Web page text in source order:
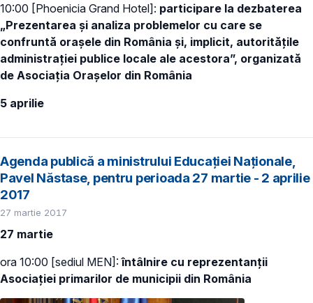
10:00 [Phoenicia Grand Hotel]: participare la dezbaterea
„Prezentarea și analiza problemelor cu care se
confruntă orașele din România și, implicit, autoritățile
administrației publice locale ale acestora”, organizată
de Asociația Orașelor din România
5 aprilie
Agenda publică a ministrului Educației Naționale,
Pavel Năstase, pentru perioada 27 martie - 2 aprilie
2017
27 martie 2017
27 martie
ora 10:00 [sediul MEN]:întâlnire cu reprezentanții
Asociației primarilor de municipii din România